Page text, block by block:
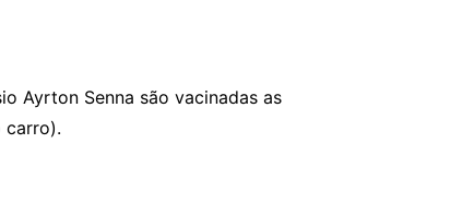
Ayrton Senna são vacinadas as
carro).